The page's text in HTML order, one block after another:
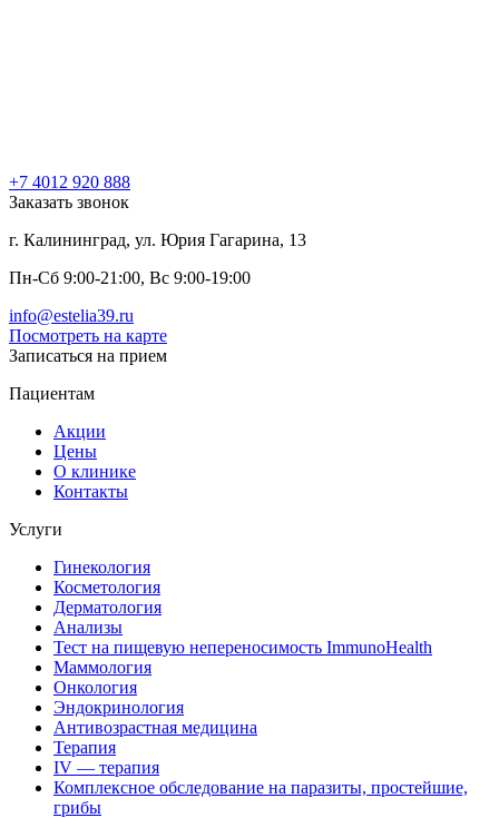
+7 4012 920 888
Заказать звонок
г. Калининград, ул. Юрия Гагарина, 13
Пн-Сб 9:00-21:00, Вс 9:00-19:00
info@estelia39.ru
Посмотреть на карте
Записаться на прием
Пациентам
Акции
Цены
О клинике
Контакты
Услуги
Гинекология
Косметология
Дерматология
Анализы
Тест на пищевую непереносимость ImmunoHealth
Маммология
Онкология
Эндокринология
Антивозрастная медицина
Терапия
IV — терапия
Комплексное обследование на паразиты, простейшие,
грибы